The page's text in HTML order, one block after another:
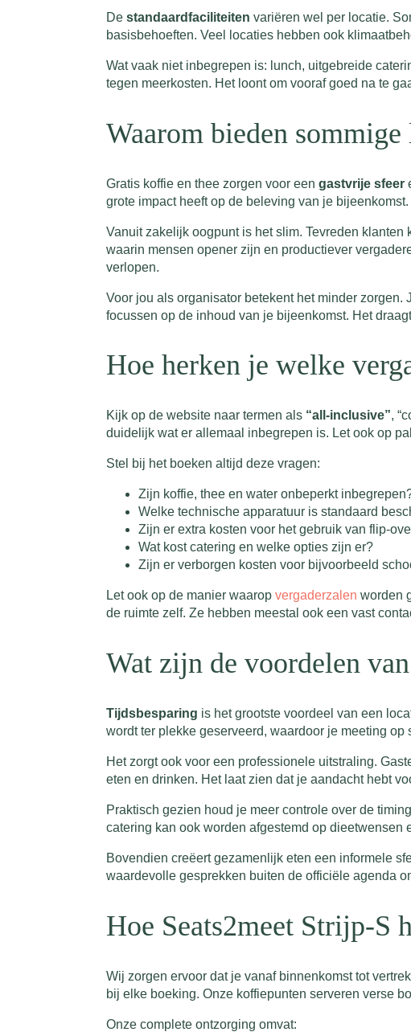
De standaardfaciliteiten variëren wel per locatie.
basisbehoeften. Veel locaties hebben ook
Wat vaak niet inbegrepen is: lunch, uitgebreide
tegen meerkosten. Het loont om vooraf goed na te
Waarom bieden
Gratis koffie en thee zorgen voor een gastvrije sfeer
grote impact heeft op de beleving van je
Vanuit zakelijk oogpunt is het slim. Tevreden
waarin mensen opener zijn en productiever
verlopen.
Voor jou als organisator betekent het minder
focussen op de inhoud van je bijeenkomst. Het
Hoe herken je welke
Kijk op de website naar termen als “all-inclusive”,
duidelijk wat er allemaal inbegrepen is. Let ook op
Stel bij het boeken altijd deze vragen:
Zijn koffie, thee en water onbeperkt
Welke technische apparatuur is standaard
Zijn er extra kosten voor het gebruik van flip-
Wat kost catering en welke opties zijn er?
Zijn er verborgen kosten voor bijvoorbeeld
Let ook op de manier waarop vergaderzalen worden
de ruimte zelf. Ze hebben meestal ook een vast
Wat zijn de voordelen
Tijdsbesparing is het grootste voordeel van een
wordt ter plekke geserveerd, waardoor je meeting
Het zorgt ook voor een professionele uitstraling.
eten en drinken. Het laat zien dat je aandacht hebt
Praktisch gezien houd je meer controle over de
catering kan ook worden afgestemd op
Bovendien creëert gezamenlijk eten een informele
waardevolle gesprekken buiten de officiële agenda
Hoe Seats2meet Strijp-S
Wij zorgen ervoor dat je vanaf binnenkomst tot
bij elke boeking. Onze koffiepunten serveren verse
Onze complete ontzorging omvat: